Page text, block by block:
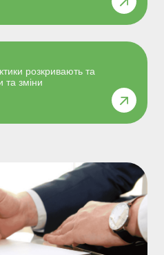
розкривають та
та зміни